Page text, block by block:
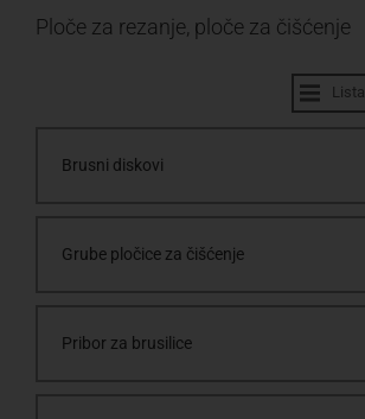
Lista
Ploče za rezanje, ploče za čišćenje
Brusni diskovi
Grube pločice za čišćenje
Pribor za brusilice